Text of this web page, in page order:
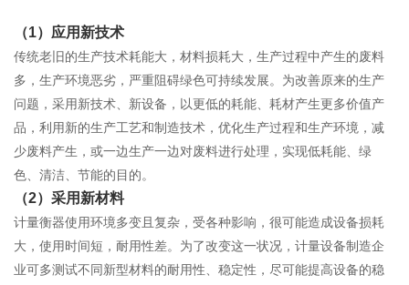
（1）应用新技术
传统老旧的生产技术耗能大，材料损耗大，生产过程中产生的废料
多，生产环境恶劣，严重阻碍绿色可持续发展。为改善原来的生产
问题，采用新技术、新设备，以更低的耗能、耗材产生更多价值产
品，利用新的生产工艺和制造技术，优化生产过程和生产环境，减
少废料产生，或一边生产一边对废料进行处理，实现低耗能、绿
色、清洁、节能的目的。
（2）采用新材料
计量衡器使用环境多变且复杂，受各种影响，很可能造成设备损耗
大，使用时间短，耐用性差。为了改变这一状况，计量设备制造企
业可多测试不同新型材料的耐用性、稳定性，尽可能提高设备的稳